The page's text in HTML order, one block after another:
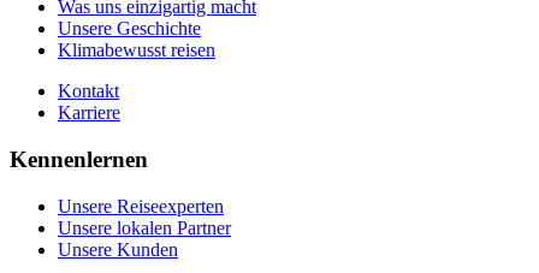
Was uns einzigartig macht
Unsere Geschichte
Klimabewusst reisen
Kontakt
Karriere
Kennenlernen
Unsere Reiseexperten
Unsere lokalen Partner
Unsere Kunden